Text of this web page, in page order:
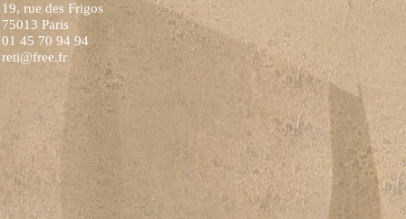
19, rue des Frigos
75013 Paris
01 45 70 94 94
reti@free.fr